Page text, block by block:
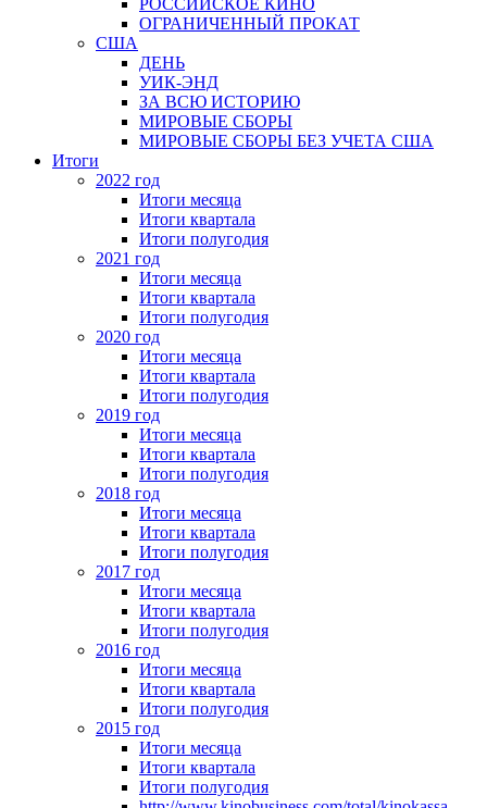
РОССИЙСКОЕ КИНО
ОГРАНИЧЕННЫЙ ПРОКАТ
США
ДЕНЬ
УИК-ЭНД
ЗА ВСЮ ИСТОРИЮ
МИРОВЫЕ СБОРЫ
МИРОВЫЕ СБОРЫ БЕЗ УЧЕТА США
Итоги
2022 год
Итоги месяца
Итоги квартала
Итоги полугодия
2021 год
Итоги месяца
Итоги квартала
Итоги полугодия
2020 год
Итоги месяца
Итоги квартала
Итоги полугодия
2019 год
Итоги месяца
Итоги квартала
Итоги полугодия
2018 год
Итоги месяца
Итоги квартала
Итоги полугодия
2017 год
Итоги месяца
Итоги квартала
Итоги полугодия
2016 год
Итоги месяца
Итоги квартала
Итоги полугодия
2015 год
Итоги месяца
Итоги квартала
Итоги полугодия